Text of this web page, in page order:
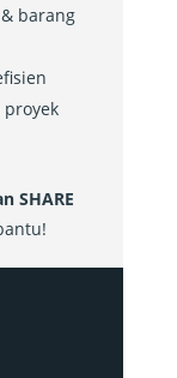
barang
SHARE